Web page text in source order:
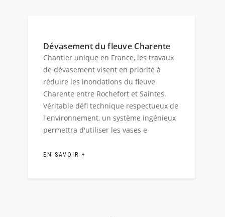
Dévasement du fleuve Charente
Chantier unique en France, les travaux
de dévasement visent en priorité à
réduire les inondations du fleuve
Charente entre Rochefort et Saintes.
Véritable défi technique respectueux de
l'environnement, un système ingénieux
permettra d'utiliser les vases e
EN SAVOIR +